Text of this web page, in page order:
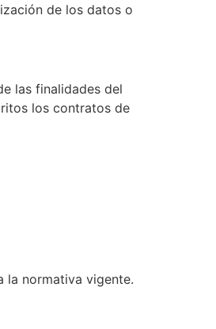
de los datos o
las finalidades del
los contratos de
la normativa vigente.